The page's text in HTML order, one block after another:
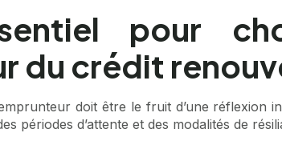
pour
du crédit
doit être le fruit d’une réflexion
périodes d’attente et des modalités de